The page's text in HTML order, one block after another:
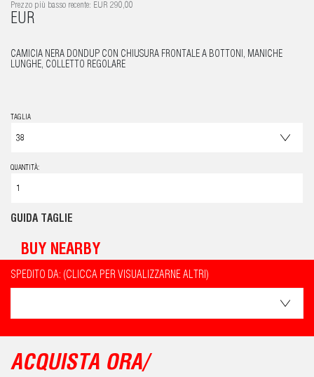
Prezzo più basso recente: EUR 290,00
EUR
CAMICIA NERA DONDUP CON CHIUSURA FRONTALE A BOTTONI, MANICHE
LUNGHE, COLLETTO REGOLARE
TAGLIA
QUANTITÀ:
GUIDA TAGLIE
BUY NEARBY
SPEDITO DA: (CLICCA PER VISUALIZZARNE ALTRI)
ACQUISTA ORA/